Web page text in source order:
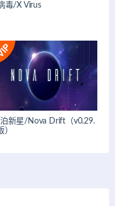
毒/X Virus
新星/Nova Drift（v0.29.
）